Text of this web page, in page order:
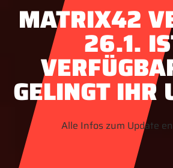
MATRIX42
26.1.
GELINGT IHR
Alle Infos zum Update